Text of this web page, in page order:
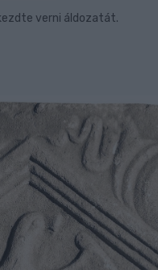
verni áldozatát.